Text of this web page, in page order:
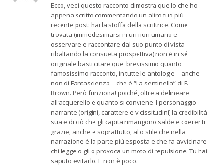
Ecco, vedi questo racconto dimostra quello che ho
appena scritto commentando un altro tuo più
recente post: hai la stoffa della scrittrice. Come
trovata (immedesimarsi in un non umano e
osservare e raccontare dal suo punto di vista
ribaltando la consueta prospettiva) non è in sé
originale basti citare quel brevissimo quanto
famosissimo racconto, in tutte le antologie – anche
non di Fantascienza – che è “La sentinella” di F.
Brown. Però funziona! poiché, oltre a delineare
all’acquerello e quanto si conviene il personaggio
narrante (origini, carattere e vicissitudini) la credibilità
sua e di ciò che gli capita rimangono salde e coerenti
grazie, anche e soprattutto, allo stile che nella
narrazione è la parte più esposta e che fa avvicinare
chi legge o gli o provoca un moto di repulsione. Tu hai
saputo evitarlo. E non è poco.